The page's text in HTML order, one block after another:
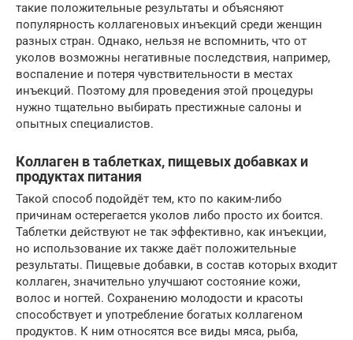
такие положительные результаты и объясняют
популярность коллагеновых инъекций среди женщин
разных стран. Однако, нельзя не вспомнить, что от
уколов возможны негативные последствия, например,
воспаление и потеря чувствительности в местах
инъекций. Поэтому для проведения этой процедуры
нужно тщательно выбирать престижные салоны и
опытных специалистов.
Коллаген в таблетках, пищевых добавках и
продуктах питания
Такой способ подойдёт тем, кто по каким-либо
причинам остерегается уколов либо просто их боится.
Таблетки действуют не так эффективно, как инъекции,
но использование их также даёт положительные
результаты. Пищевые добавки, в состав которых входит
коллаген, значительно улучшают состояние кожи,
волос и ногтей. Сохранению молодости и красоты
способствует и употребление богатых коллагеном
продуктов. К ним относятся все виды мяса, рыба,